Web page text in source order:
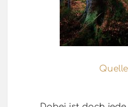
Quelle